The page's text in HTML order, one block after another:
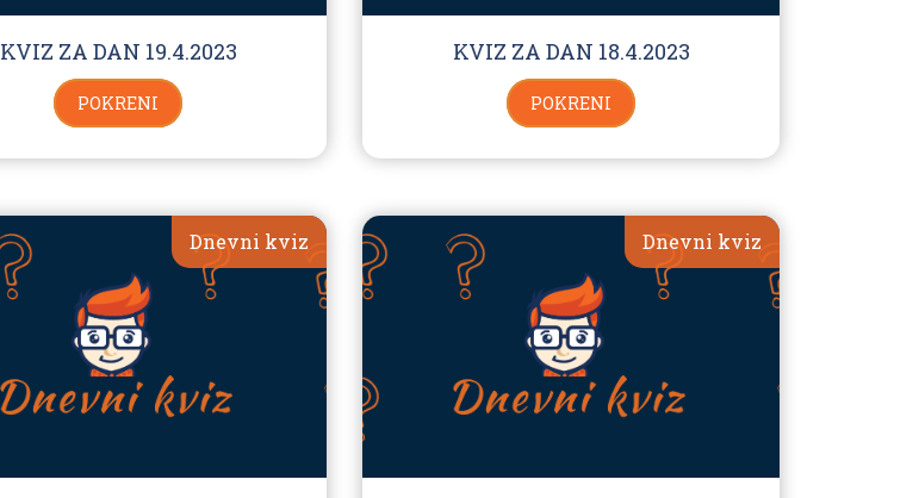
KVIZ ZA DAN 19.4.2023
POKRENI
KVIZ ZA DAN 18.4.2023
POKRENI
Dnevni kviz Dnevni kviz